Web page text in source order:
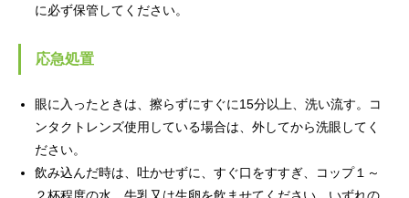
に必ず保管してください。
応急処置
眼に入ったときは、擦らずにすぐに15分以上、洗い流す。コ
ンタクトレンズ使用している場合は、外してから洗眼してく
ださい。
飲み込んだ時は、吐かせずに、すぐ口をすすぎ、コップ１～